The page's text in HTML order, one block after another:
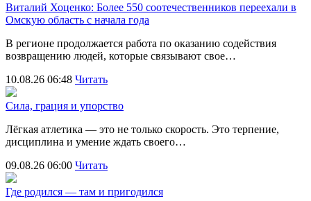
Виталий Хоценко: Более 550 соотечественников переехали в
Омскую область с начала года
В регионе продолжается работа по оказанию содействия
возвращению людей, которые связывают свое…
10.08.26 06:48 Читать
Сила, грация и упорство
Лёгкая атлетика — это не только скорость. Это терпение,
дисциплина и умение ждать своего…
09.08.26 06:00 Читать
Где родился — там и пригодился